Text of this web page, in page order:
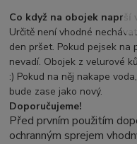
Co když na obojek naprší
Určitě není vhodné
den pršet. Pokud pejsek na
nevadí. Obojek z velurové
:) Pokud na něj nakape
bude zase jako nový.
Doporučujeme!
Před prvním použitím
ochranným sprejem